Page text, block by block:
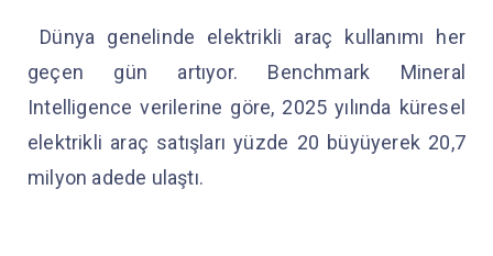
Dünya genelinde elektrikli araç kullanımı her
geçen gün artıyor. Benchmark Mineral
Intelligence verilerine göre, 2025 yılında küresel
elektrikli araç satışları yüzde 20 büyüyerek 20,7
milyon adede ulaştı.